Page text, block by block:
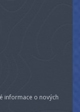
informace o nových